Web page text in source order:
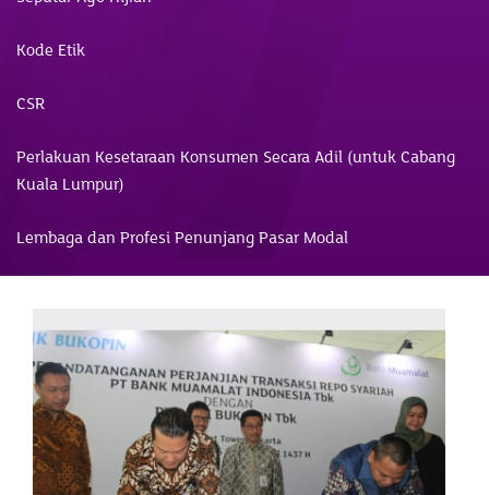
Kode Etik
CSR
Perlakuan Kesetaraan Konsumen Secara Adil (untuk Cabang
Kuala Lumpur)
Lembaga dan Profesi Penunjang Pasar Modal